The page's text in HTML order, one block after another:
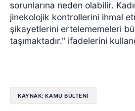
sorunlarına neden olabilir.
jinekolojik kontrollerini ihmal
şikayetlerini ertelememeleri
taşımaktadır." ifadelerini
KAYNAK: KAMU BÜLTENİ